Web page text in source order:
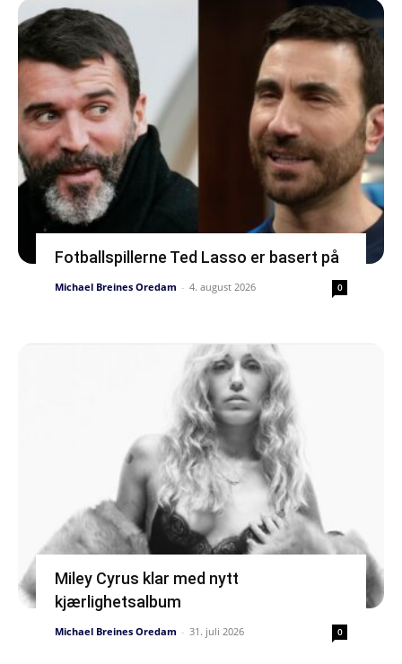
Fotballspillerne Ted Lasso er basert på
Michael Breines Oredam - 4. august 2026 0
Miley Cyrus klar med nytt
kjærlighetsalbum
Michael Breines Oredam - 31. juli 2026 0